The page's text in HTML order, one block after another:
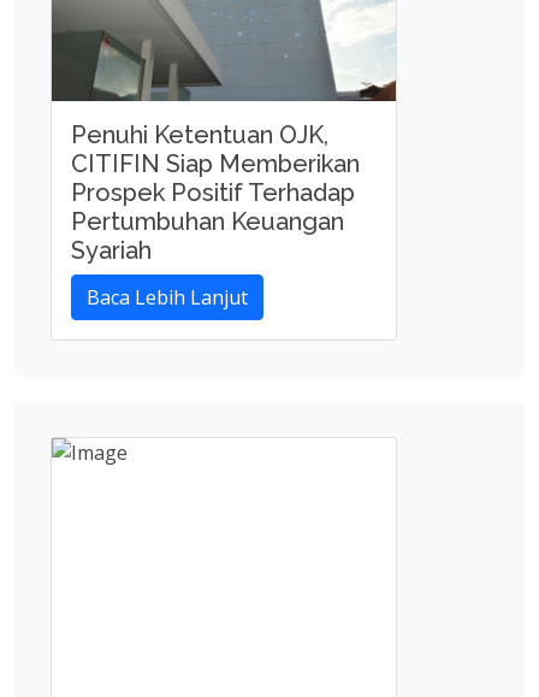
Penuhi Ketentuan OJK,
CITIFIN Siap Memberikan
Prospek Positif Terhadap
Pertumbuhan Keuangan
Syariah
Baca Lebih Lanjut